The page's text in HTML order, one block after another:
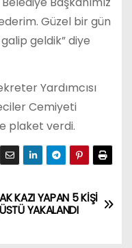
Güzel bir gün
geldik” diye
Yardımcısı
Cemiyeti
plaket verdi.
KAZI YAPAN 5 KİŞİ
YAKALANDI